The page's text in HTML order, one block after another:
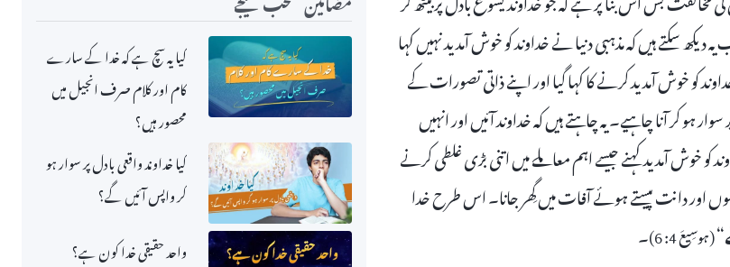
سکتے ہیں کہ مذہبی دنیا نے خداوند کو خوش آمدید نہیں کہا
کو خوش آمدید کرنے کا کہا گیا اور اپنے ذاتی تصورات کے
ہو کر آنا چاہیے۔ یہ چاہتے ہیں کہ خداوند آئیں اور انہیں
خوش آمدید کہنے جیسے اہم معاملے میں اتنی بڑی غلطی کرنے
اور دانت پیستے ہوئے آفات میں گِھر جانا۔ اس طرح خدا
“(ہوسِیعَ 4: 6)
۔
کیا یہ سچ ہے کہ خدا کے سارے
کام اور کلام صرف انجیل میں
محصور ہیں؟
کیا خداوند واقعی بادل پر سوار ہو
کر واپس آئیں گے؟
واحد حقیقی خدا کون ہے؟